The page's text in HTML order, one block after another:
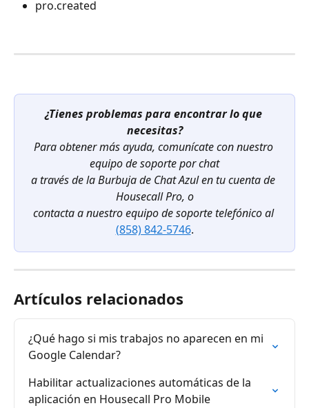
pro.created
¿Tienes problemas para encontrar lo que
necesitas?
Para obtener más ayuda, comunícate con nuestro
equipo de soporte por chat
a través de la Burbuja de Chat Azul en tu cuenta de
Housecall Pro, o
contacta a nuestro equipo de soporte telefónico al
(858) 842-5746.
Artículos relacionados
¿Qué hago si mis trabajos no aparecen en mi
Google Calendar?
Habilitar actualizaciones automáticas de la
aplicación en Housecall Pro Mobile